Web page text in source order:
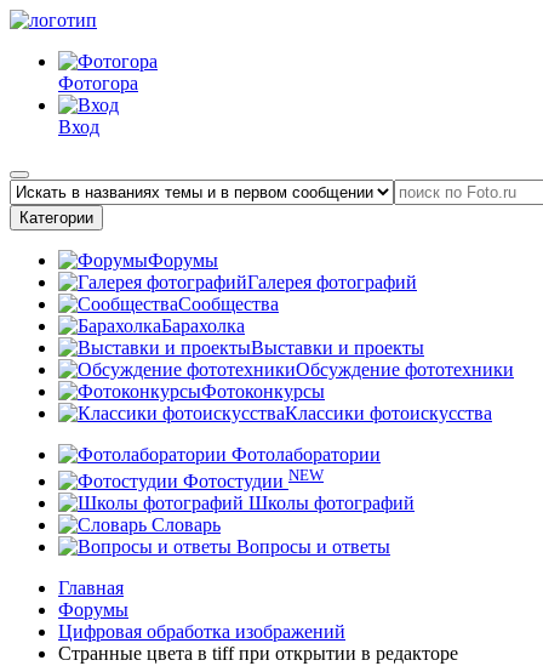
Фотогора
Вход
Категории
Форумы
Галерея фотографий
Сообщества
Барахолка
Выставки и проекты
Обсуждение фототехники
Фотоконкурсы
Классики фотоискусства
Фотолаборатории
Фотостудии NEW
Школы фотографий
Словарь
Вопросы и ответы
Главная
Форумы
Цифровая обработка изображений
Странные цвета в tiff при открытии в редакторе